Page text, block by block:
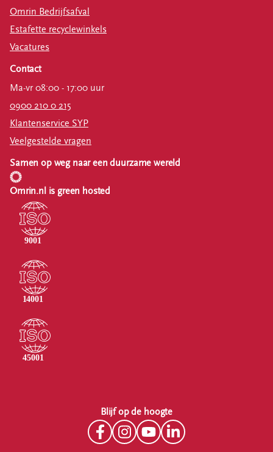
Omrin Bedrijfsafval
Estafette recyclewinkels
Vacatures
Contact
Ma-vr 08:00 - 17:00 uur
0900 210 0 215
Klantenservice SYP
Veelgestelde vragen
Samen op weg naar een duurzame wereld
Omrin.nl is green hosted
Blijf op de hoogte